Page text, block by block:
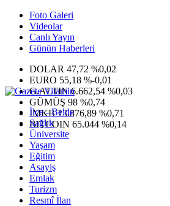
Foto Galeri
Videolar
Canlı Yayın
Günün Haberleri
DOLAR 47,72 %0,02
EURO 55,18 %-0,01
G.ALTIN6.662,54 %0,03
GÜMÜŞ 98 %0,74
IMKB13.876,89 %0,71
BITCOIN 65.044 %0,14
İlçe - Belde
Sağlık
Üniversite
Yaşam
Eğitim
Asayiş
Emlak
Turizm
Resmî İlan